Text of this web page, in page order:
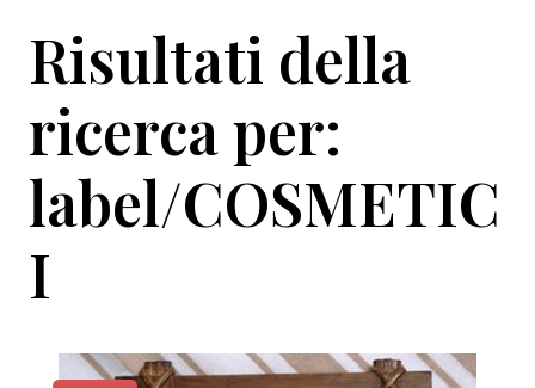
ricette
famiglie
(quasi)
green
Risultati della
ricerca per:
label/COSMETIC
I